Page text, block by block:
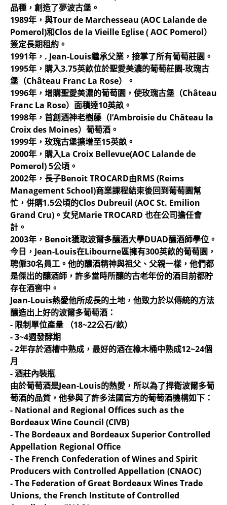
品種，創造了夢波古堡。
1989年，與Tour de Marchesseau (AOC Lalande de
Pomerol)和Clos de la Vieille Eglise ( AOC Pomerol）
簽定長期租約。
1991年，. Jean-Louis繼承父業，接掌了所有葡萄莊園。
1995年，購入3.75英畝位於聖愛美濃的葡萄莊園-玫瑰古
堡（Château Franc La Rose）。
1996年，增購聖愛美濃的葡萄園，使玫瑰古堡（Château
Franc La Rose）面積達10英畝。
1998年，首創酒神老樹藤（l’Ambroisie du Château la
Croix des Moines）葡萄酒。
1999年，玫瑰古堡擴增至15英畝。
2000年，購入La Croix Bellevue(AOC Lalande de
Pomerol) 5公頃。
2002年，長子Benoit TROCARD由RMS (Reims
Management School)商業課程結束後回到葡萄園幫
忙，併購1.5公頃的Clos Dubreuil (AOC St. Emilion
Grand Cru)。女兒Marie TROCARD 也在公司擔任會
計。
2003年，Benoit獲取波爾多釀酒大學DUAD釀酒師學位。
今日，Jean-Louis在Libourne區擁有300英畝的葡萄園，
聘僱30名員工。他的釀酒精神與祖父、父親一樣，他們都
是傑出的釀酒師，許多當時所釀的古老年份的酒目前都貯
存在酒窖中。
Jean-Louis熱愛他所成長的土地，他致力於以傳統的方法
釀造出上好的波爾多葡萄酒：
- 限制單位產量 （18~22公石/畝）
- 3~4週發酵期
- 2年存於酒槽中熟成，最好的酒在橡木桶中熟成12~24個
月
- 酒莊內裝瓶
由於葡萄酒是Jean-Louis的熱愛，所以為了捍衛波爾多葡
萄酒的品質，他參與了許多法國官方的葡萄酒機構如下：
- National and Regional Offices such as the
Bordeaux Wine Council (CIVB)
- The Bordeaux and Bordeaux Superior Controlled
Appellation Regional Office
- The French Confederation of Wines and Spirit
Producers with Controlled Appellation (CNAOC)
- The Federation of Great Bordeaux Wines Trade
Unions, the French Institute of Controlled